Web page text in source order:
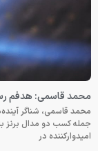
محمد قاسمی: هدفم رسیدن به فینال ۴۰۰
محمد قاسمی، شناگر
جمله کسب دو مدال برنز
امیدوارکننده در